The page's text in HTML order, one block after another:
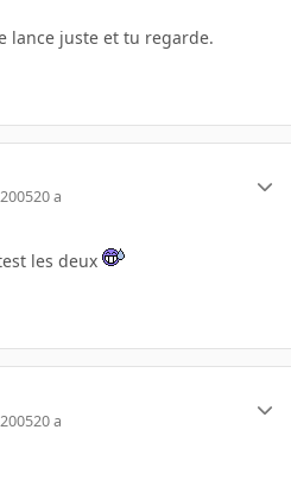
lance juste et tu regarde.
20 a
les deux
20 a